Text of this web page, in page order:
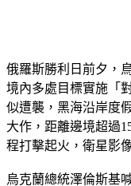
俄羅斯勝利日前夕，
境內多處目標實施「
似遭襲，黑海沿岸度
大作，距離邊境超過
程打擊起火，衛星影
烏克蘭總統澤倫斯基